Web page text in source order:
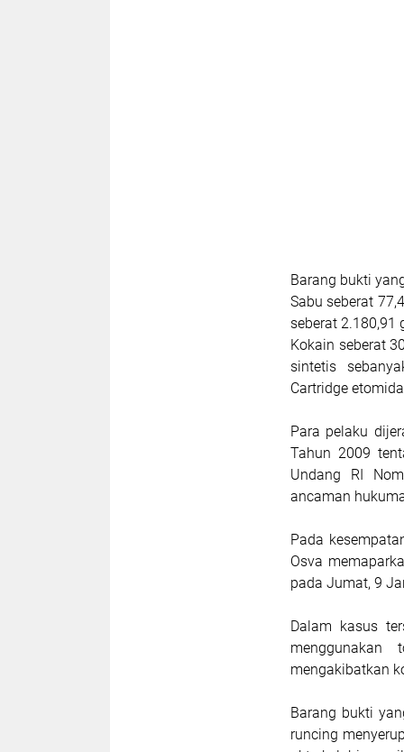
Barang bukti
Sabu seberat
seberat 2.180,91
Kokain seberat
sintetis
Cartridge
Para pelaku
Tahun 2009
Undang RI
ancaman
Pada
Osva
pada Jumat, 9
Dalam kasus
mengakibatkan
Barang bukti
runcing